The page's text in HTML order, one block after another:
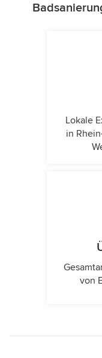
Lokale
in
von